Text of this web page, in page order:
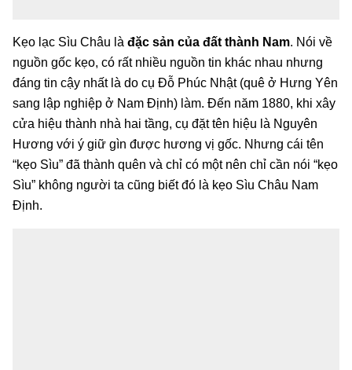
Kẹo lạc Sìu Châu là đặc sản của đất thành Nam. Nói về
nguồn gốc kẹo, có rất nhiều nguồn tin khác nhau nhưng
đáng tin cậy nhất là do cụ Đỗ Phúc Nhật (quê ở Hưng Yên
sang lập nghiệp ở Nam Định) làm. Đến năm 1880, khi xây
cửa hiệu thành nhà hai tầng, cụ đặt tên hiệu là Nguyên
Hương với ý giữ gìn được hương vị gốc. Nhưng cái tên
“kẹo Sìu” đã thành quên và chỉ có một nên chỉ cần nói “kẹo
Sìu” không người ta cũng biết đó là kẹo Sìu Châu Nam
Định.